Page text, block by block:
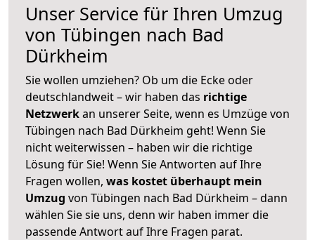
Unser Service für Ihren Umzug
von Tübingen nach Bad
Dürkheim
Sie wollen umziehen? Ob um die Ecke oder
deutschlandweit – wir haben das richtige
Netzwerkan unserer Seite, wenn es Umzüge von
Tübingen nach Bad Dürkheim geht! Wenn Sie
nicht weiterwissen – haben wir die richtige
Lösung für Sie! Wenn Sie Antworten auf Ihre
Fragen wollen, was kostet überhaupt mein
Umzug von Tübingen nach Bad Dürkheim – dann
wählen Sie sie uns, denn wir haben immer die
passende Antwort auf Ihre Fragen parat.